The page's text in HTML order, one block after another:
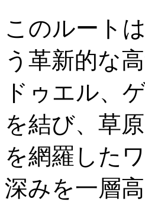
このルート
う革新的な
ドゥエル、
を結び、草
を網羅した
深みを一層